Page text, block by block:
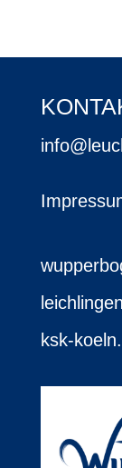
ksk-